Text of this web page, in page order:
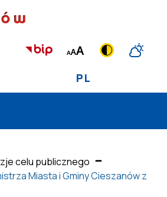
PL
celu publicznego
Miasta i Gminy Cieszanów z